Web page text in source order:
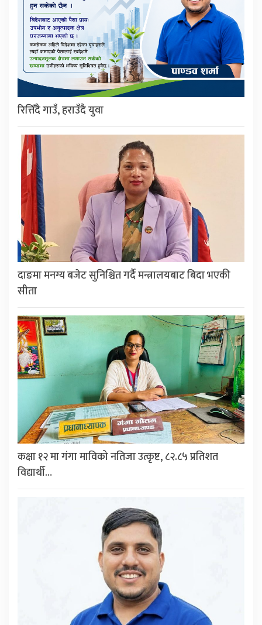
रित्तिँदै गाउँ, हराउँदै युवा
दाङमा मनग्य बजेट सुनिश्चित गर्दै मन्त्रालयबाट बिदा भएकी
सीता
कक्षा १२ मा गंगा माविको नतिजा उत्कृष्ट, ८२.८५ प्रतिशत
विद्यार्थी…